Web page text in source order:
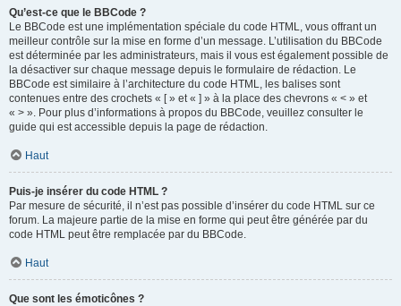
Qu’est-ce que le BBCode ?
Le BBCode est une implémentation spéciale du code HTML, vous offrant un
meilleur contrôle sur la mise en forme d’un message. L’utilisation du BBCode
est déterminée par les administrateurs, mais il vous est également possible de
la désactiver sur chaque message depuis le formulaire de rédaction. Le
BBCode est similaire à l’architecture du code HTML, les balises sont
contenues entre des crochets « [ » et « ] » à la place des chevrons « < » et
« > ». Pour plus d’informations à propos du BBCode, veuillez consulter le
guide qui est accessible depuis la page de rédaction.
Haut
Puis-je insérer du code HTML ?
Par mesure de sécurité, il n’est pas possible d’insérer du code HTML sur ce
forum. La majeure partie de la mise en forme qui peut être générée par du
code HTML peut être remplacée par du BBCode.
Haut
Que sont les émoticônes ?